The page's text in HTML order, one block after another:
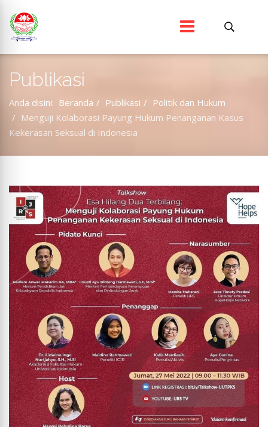
Publikasi
Anda disini: Beranda Publikasi
Politik dan Hukum
Menguji Kolaborasi Payung Hukum Penanganan Kasus
Kekerasan Seksual di Indonesia